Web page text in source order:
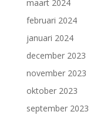
maart 2024
februari 2024
januari 2024
december 2023
november 2023
oktober 2023
september 2023